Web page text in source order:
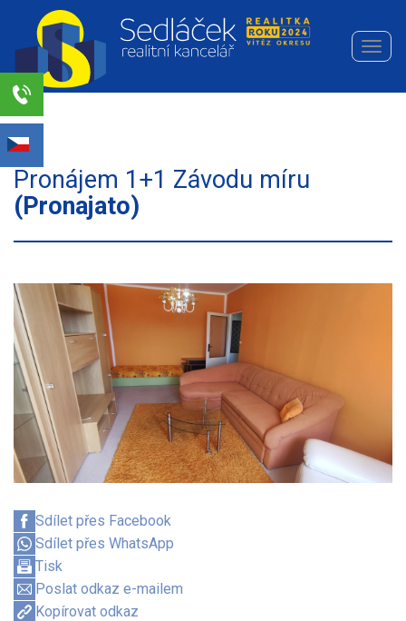
Realitní
kancelář
Sedláček
s.r.o.
Pronájem 1+1 Závodu míru
(Pronajato)
Sdílet přes Facebook
Sdílet přes WhatsApp
Tisk
Poslat odkaz e-mailem
Kopírovat odkaz